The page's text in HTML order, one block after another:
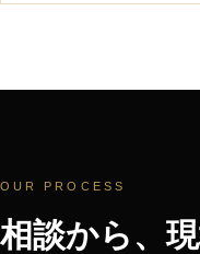
OUR PROCESS
相談から、